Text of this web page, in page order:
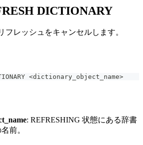
DICTIONARY
フレッシュをキャンセルします。
<dictionary_object_name>
: REFRESHING 状態にある辞書
前。